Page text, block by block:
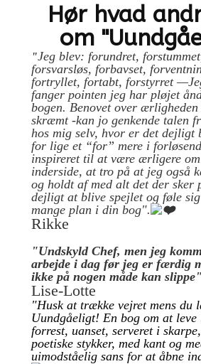
Hør hvad
om
"Jeg blev: forundret,
forsvarsløs, forbavset,
fortryllet, fortabt, forstyrret
fanger pointen jeg har pløjet
bogen. Benovet over
skræmt -kan jo genkende talen
hos mig selv, hvor er det dejligt
for lige et “for” mere i
inspireret til at være ærligere om
inderside, at tro på at jeg også
og holdt af med alt det der sker
dejligt at blive spejlet og føle
mange plan i din bog".
Rikke
"Undskyld Chef, men jeg
arbejde i dag før jeg er færdig
ikke på nogen måde kan slippe"
Lise-Lotte
"Husk at trække vejret mens du
Uundgåeligt! En bog om at
forrest, uanset, serveret i
poetiske stykker, med kant og
uimodståelig sans for at åbne